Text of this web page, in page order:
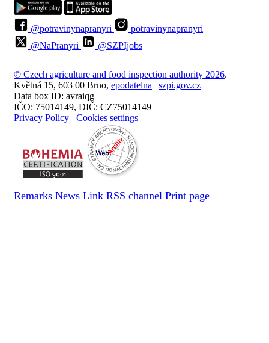
@potravinynapranyri
potravinynapranyri
@NaPranyri
@SZPIjobs
© Czech agriculture and food inspection authority 2026.
Květná 15, 603 00 Brno, epodatelna
szpi.gov.cz
Data box ID: avraiqg
IČO: 75014149, DIČ: CZ75014149
Privacy Policy
Cookies settings
Remarks News Link RSS channel Print page